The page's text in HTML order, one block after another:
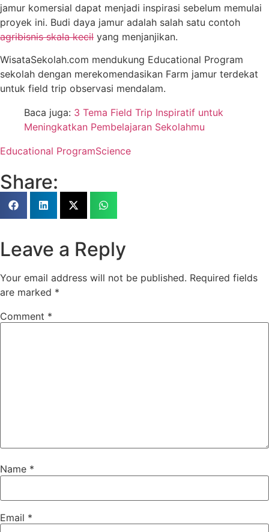
jamur komersial dapat menjadi inspirasi sebelum memulai
proyek ini. Budi daya jamur adalah salah satu contoh
agribisnis skala kecil yang menjanjikan.
WisataSekolah.com mendukung Educational Program
sekolah dengan merekomendasikan Farm jamur terdekat
untuk field trip observasi mendalam.
Baca juga: 3 Tema Field Trip Inspiratif untuk
Meningkatkan Pembelajaran Sekolahmu
Educational ProgramScience
Share:
Leave a Reply
Your email address will not be published. Required fields
are marked *
Comment *
Name *
Email *